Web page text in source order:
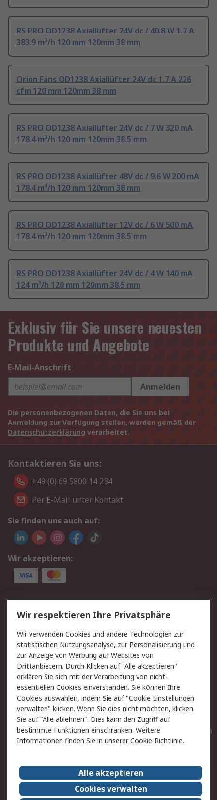
RS PRO OD1238 Axiallüfter 24V dc / 40.8 W 1.7 A
383.9 m³/h 120 mm 120mm 38 mm
Orion Fans OD1238 Axiallüfter 24V dc 1.7 A 226
cfm 120 mm 120mm 38 mm
RS PRO OD1238 Axiallüfter 24V dc / 7 W 320 mA
178.4 m³/h 120 mm 120mm 38.5 mm
RS PRO OD1238 Axiallüfter 48V dc / 9.6 W 200 mA
178.4 m³/h 120 mm 120mm 38 mm
RS PRO OD1238 Axiallüfter 12V dc / 6 W 500 mA
178.4 m³/h 120 mm 120mm 38.5 mm
RS PRO OD1238 Axiallüfter 24V dc / 4 W 140 mA
124 m³/h 120 mm 120mm 38.5 mm
Exklusiv für Sie unsere neuesten
Produkte und Angebote
E-Mail-Anschrift
Anmelden
Die personenbezogenen Daten, die Sie uns bei
Anmeldung zur Verfügung stellen, werden gemäß der
Datenschutzerklärung verarbeitet.
Kontaktieren Sie uns:
+49 (0) 69 5800 14 234
Per E-Mail unter Kontakt
Sie finden uns auch auf:
Wir akzeptieren:
Service
Value Added Services
Lieferlösungen
Rücksendungen
Kontakt
Hilfe
Privatkunden
Rechtliches
AGB
Datenschutz
Cookie-Richtlinie
Zahlungsbedingungen
Copyright/Impressum
Entsorgung
Elektrogeräte/Batterien
RS weltweit
Karriere bei RS
Nachhaltigkeit
Wir respektieren Ihre Privatsphäre
Wir verwenden Cookies und andere Technologien zur
statistischen Nutzungsanalyse, zur Personalisierung und
zur Anzeige von Werbung auf Websites von
Drittanbietern. Durch Klicken auf "Alle akzeptieren"
erklären Sie sich mit der Verarbeitung von nicht-
essentiellen Cookies einverstanden. Sie können Ihre
Cookies auswählen, indem Sie auf "Cookie Einstellungen
verwalten" klicken. Wenn Sie dies nicht möchten, klicken
Sie auf "Alle ablehnen". Dies kann den Zugriff auf
bestimmte Funktionen einschränken. Weitere
Informationen finden Sie in unsererCookie-Richtlinie.
Alle akzeptieren
Cookies verwalten